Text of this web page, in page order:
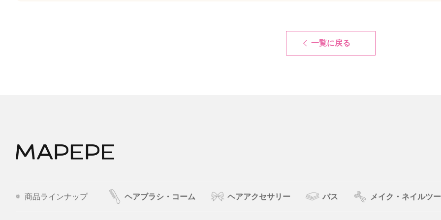
一覧に戻る
商品ラインナップ ヘアブラシ・コーム ヘアアクセサリー バス メイク・ネイルツ